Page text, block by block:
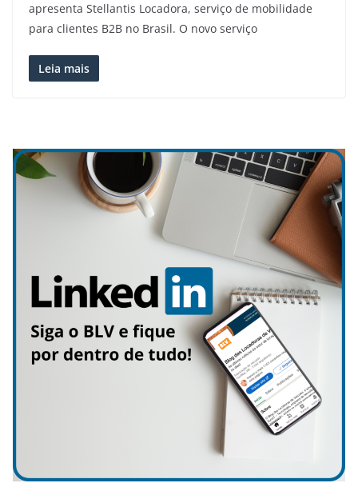
apresenta Stellantis Locadora, serviço de mobilidade
para clientes B2B no Brasil. O novo serviço
Leia mais